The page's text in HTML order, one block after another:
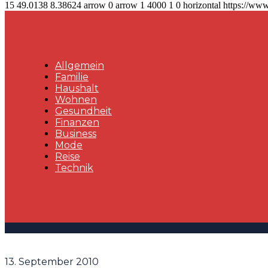
15 49.0138 8.38624 arrow 0 arrow 1 4000 1 0 horizontal https://
Allgemein
Familie
Haushalt
Wohnen
Gesundheit
Finanzen
Business
Mode
Reise
Technik
13. September 2010